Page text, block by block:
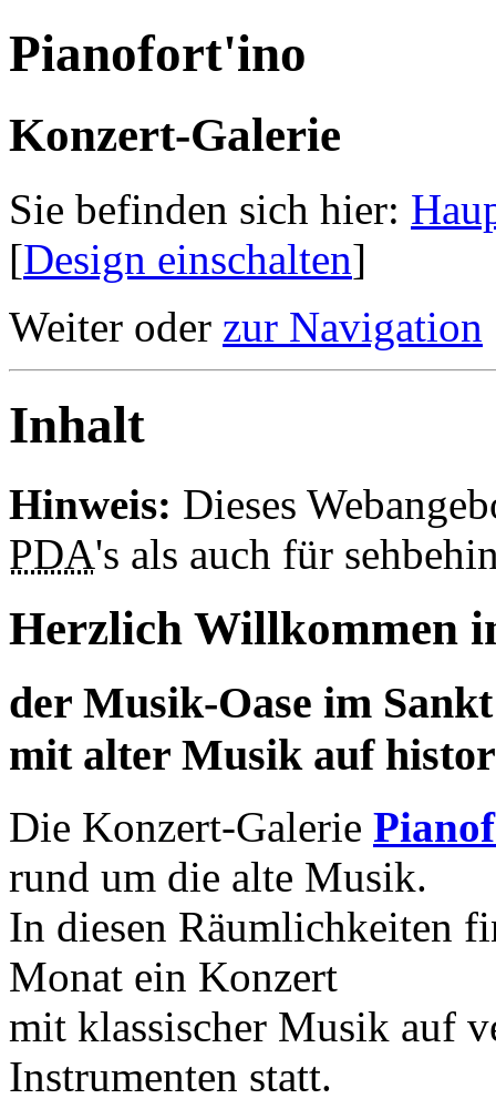
Pianofort'ino
Konzert-Galerie
Sie befinden sich hier:
[Design einschalten]
Weiter oder zur Navigation
Inhalt
Hinweis: Dieses
PDA's als auch für
Herzlich Willkommen
der Musik-Oase im
mit alter Musik auf
Die Konzert-Galerie
rund um die alte Musik.
In diesen Räumlichkeiten
Monat ein Konzert
mit klassischer Musik auf
Instrumenten statt.